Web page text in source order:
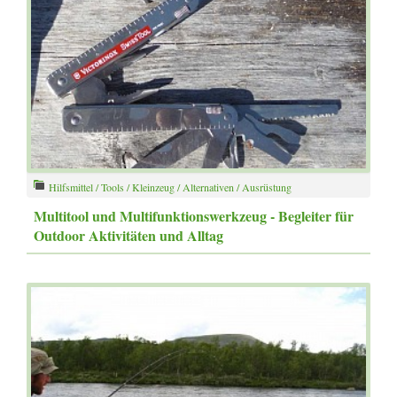
Hilfsmittel / Tools / Kleinzeug / Alternativen / Ausrüstung
Multitool und Multifunktionswerkzeug - Begleiter für
Outdoor Aktivitäten und Alltag